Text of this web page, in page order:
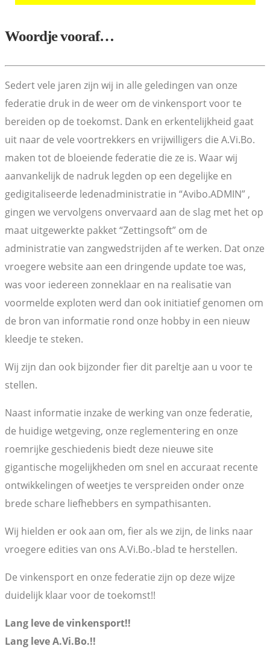
Woordje vooraf…
Sedert vele jaren zijn wij in alle geledingen van onze
federatie druk in de weer om de vinkensport voor te
bereiden op de toekomst. Dank en erkentelijkheid gaat
uit naar de vele voortrekkers en vrijwilligers die A.Vi.Bo.
maken tot de bloeiende federatie die ze is. Waar wij
aanvankelijk de nadruk legden op een degelijke en
gedigitaliseerde ledenadministratie in “Avibo.ADMIN” ,
gingen we vervolgens onvervaard aan de slag met het op
maat uitgewerkte pakket “Zettingsoft” om de
administratie van zangwedstrijden af te werken. Dat onze
vroegere website aan een dringende update toe was,
was voor iedereen zonneklaar en na realisatie van
voormelde exploten werd dan ook initiatief genomen om
de bron van informatie rond onze hobby in een nieuw
kleedje te steken.
Wij zijn dan ook bijzonder fier dit pareltje aan u voor te
stellen.
Naast informatie inzake de werking van onze federatie,
de huidige wetgeving, onze reglementering en onze
roemrijke geschiedenis biedt deze nieuwe site
gigantische mogelijkheden om snel en accuraat recente
ontwikkelingen of weetjes te verspreiden onder onze
brede schare liefhebbers en sympathisanten.
Wij hielden er ook aan om, fier als we zijn, de links naar
vroegere edities van ons A.Vi.Bo.-blad te herstellen.
De vinkensport en onze federatie zijn op deze wijze
duidelijk klaar voor de toekomst!!
Lang leve de vinkensport!!
Lang leve A.Vi.Bo.!!